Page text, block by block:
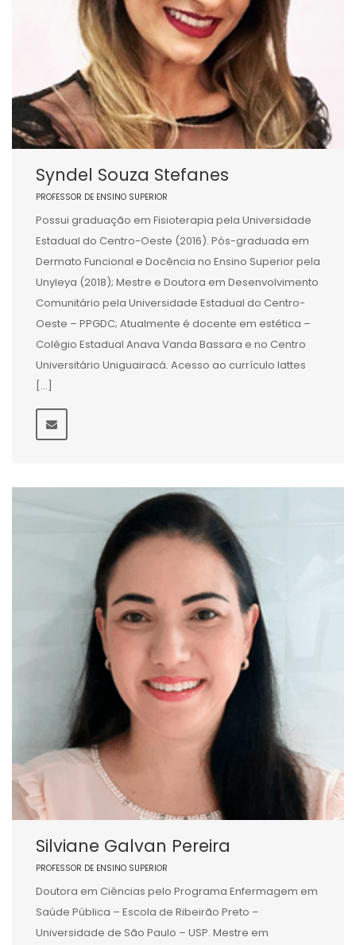
Syndel Souza Stefanes
PROFESSOR DE ENSINO SUPERIOR
Possui graduação em Fisioterapia pela Universidade
Estadual do Centro-Oeste (2016). Pós-graduada em
Dermato Funcional e Docência no Ensino Superior pela
Unyleya (2018); Mestre e Doutora em Desenvolvimento
Comunitário pela Universidade Estadual do Centro-
Oeste – PPGDC; Atualmente é docente em estética –
Colégio Estadual Anava Vanda Bassara e no Centro
Universitário Uniguairacá. Acesso ao currículo lattes
[…]
Silviane Galvan Pereira
PROFESSOR DE ENSINO SUPERIOR
Doutora em Ciências pelo Programa Enfermagem em
Saúde Pública – Escola de Ribeirão Preto –
Universidade de São Paulo – USP. Mestre em